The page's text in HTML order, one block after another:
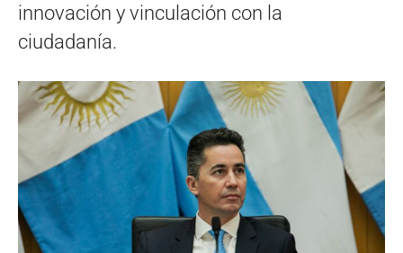
innovación y vinculación con la
ciudadanía.